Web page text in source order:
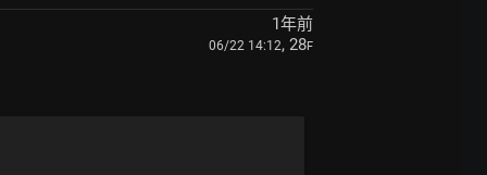
1年前
06/22 14:12, 28F